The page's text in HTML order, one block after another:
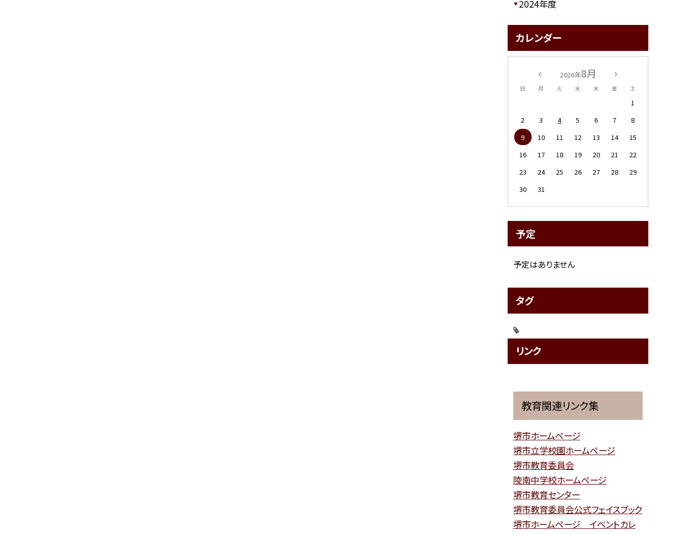
2024年度
カレンダー
2026年8月
日 月 火 水 木 金 土
1
2
3 4 5 6 7
8
9
10 11 12 13 14
15
16
17 18 19 20 21
22
23
24 25 26 27 28
29
30
31
予定
予定はありません
タグ
リンク
教育関連リンク集
堺市ホームページ
堺市立学校園ホームページ
堺市教育委員会
陵南中学校ホームページ
堺市教育センター
堺市教育委員会公式フェイスブック
堺市ホームページ イベントカレ